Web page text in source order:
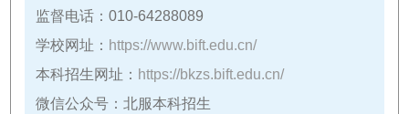
监督电话：010-64288089
学校网址： https://www.bift.edu.cn/
本科招生网址： https://bkzs.bift.edu.cn/
微信公众号：北服本科招生